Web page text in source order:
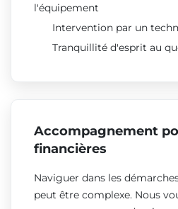
l'équipement
Intervention par un
Tranquillité d'esprit au
Accompagnement
financières
Naviguer dans les
peut être complexe. Nous